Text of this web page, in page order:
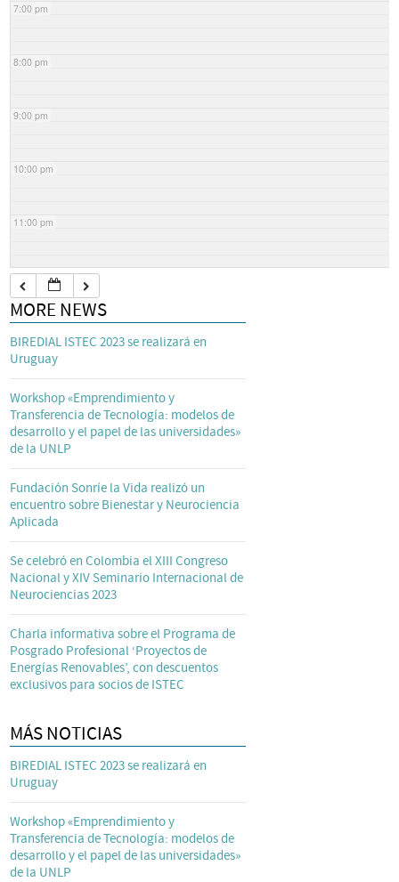
7:00 pm
8:00 pm
9:00 pm
10:00 pm
11:00 pm
MORE NEWS
BIREDIAL ISTEC 2023 se realizará en
Uruguay
Workshop «Emprendimiento y
Transferencia de Tecnología: modelos de
desarrollo y el papel de las universidades»
de la UNLP
Fundación Sonríe la Vida realizó un
encuentro sobre Bienestar y Neurociencia
Aplicada
Se celebró en Colombia el XIII Congreso
Nacional y XIV Seminario Internacional de
Neurociencias 2023
Charla informativa sobre el Programa de
Posgrado Profesional ‘Proyectos de
Energías Renovables’, con descuentos
exclusivos para socios de ISTEC
MÁS NOTICIAS
BIREDIAL ISTEC 2023 se realizará en
Uruguay
Workshop «Emprendimiento y
Transferencia de Tecnología: modelos de
desarrollo y el papel de las universidades»
de la UNLP